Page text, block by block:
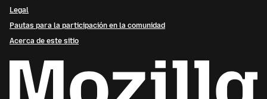
Legal
Pautas para la participación en la comunidad
Acerca de este sitio